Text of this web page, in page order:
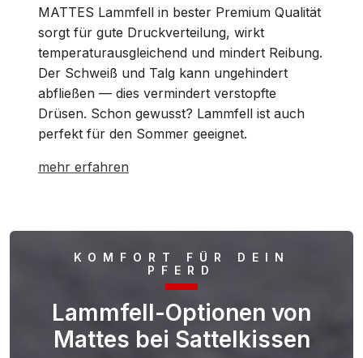
MATTES Lammfell in bester Premium Qualität
sorgt für gute Druckverteilung, wirkt
temperaturausgleichend und mindert Reibung.
Der Schweiß und Talg kann ungehindert
abfließen — dies vermindert verstopfte
Drüsen. Schon gewusst? Lammfell ist auch
perfekt für den Sommer geeignet.
mehr erfahren
KOMFORT FÜR DEIN
PFERD
Lammfell-Optionen von
Mattes bei Sattelkissen